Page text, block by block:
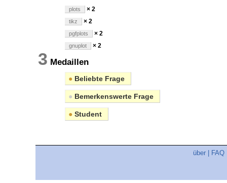
plots × 2
tikz × 2
pgfplots × 2
gnuplot × 2
3 Medaillen
● Beliebte Frage
● Bemerkenswerte Frage
● Student
über FAQ